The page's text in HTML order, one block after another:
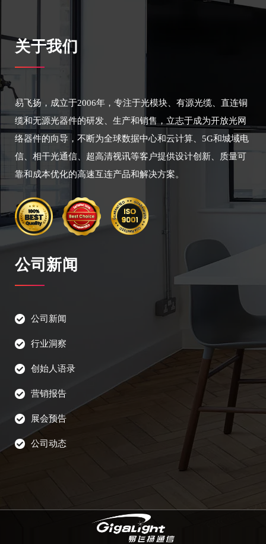
关于我们
易飞扬，成立于2006年，专注于光模块、有源光缆、直连铜
缆和无源光器件的研发、生产和销售，立志于成为开放光网
络器件的向导，不断为全球数据中心和云计算、5G和城域电
信、相干光通信、超高清视讯等客户提供设计创新、质量可
靠和成本优化的高速互连产品和解决方案。
公司新闻
公司新闻
行业洞察
创始人语录
营销报告
展会预告
公司动态